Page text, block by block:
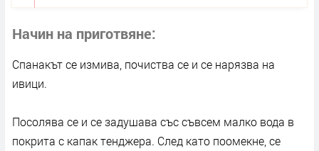
Начин на приготвяне
Спанакът се измива, почиства се и се нарязва на
ивици.
Посолява се и се задушава със съвсем малко вода в
покрита с капак тенджера. След като поомекне, се